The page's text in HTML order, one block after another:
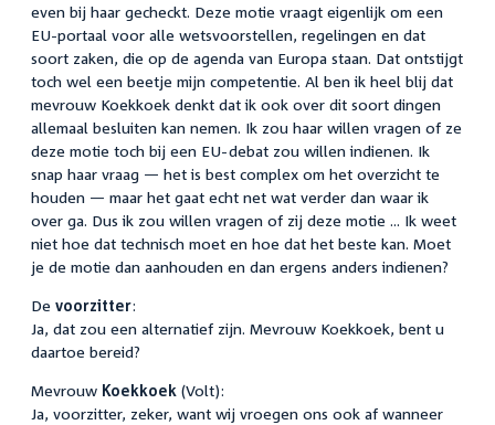
even bij haar gecheckt. Deze motie vraagt eigenlijk om een
EU-portaal voor alle wetsvoorstellen, regelingen en dat
soort zaken, die op de agenda van Europa staan. Dat ontstijgt
toch wel een beetje mijn competentie. Al ben ik heel blij dat
mevrouw Koekkoek denkt dat ik ook over dit soort dingen
allemaal besluiten kan nemen. Ik zou haar willen vragen of ze
deze motie toch bij een EU-debat zou willen indienen. Ik
snap haar vraag — het is best complex om het overzicht te
houden — maar het gaat echt net wat verder dan waar ik
over ga. Dus ik zou willen vragen of zij deze motie ... Ik weet
niet hoe dat technisch moet en hoe dat het beste kan. Moet
je de motie dan aanhouden en dan ergens anders indienen?
De voorzitter:
Ja, dat zou een alternatief zijn. Mevrouw Koekkoek, bent u
daartoe bereid?
Mevrouw Koekkoek (Volt):
Ja, voorzitter, zeker, want wij vroegen ons ook af wanneer